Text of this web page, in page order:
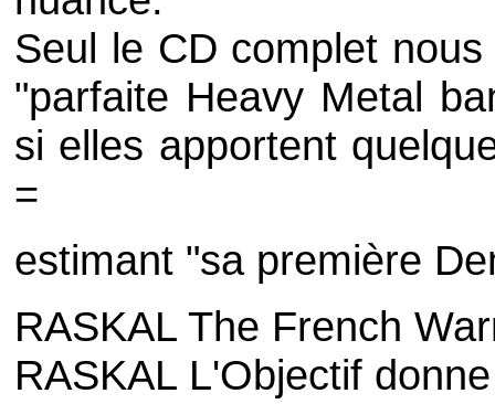
Seul le CD complet
"parfaite Heavy Metal
si elles apportent
=
estimant "sa première
RASKAL The French
RASKAL L'Objectif